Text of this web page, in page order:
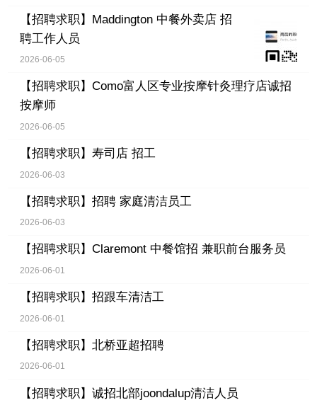
【招聘求职】 Maddington 中餐外卖店 招
聘工作人员
2026-06-05
【招聘求职】 Como富人区专业按摩针灸理疗店诚招
按摩师
2026-06-05
【招聘求职】 寿司店 招工
2026-06-03
【招聘求职】 招聘 家庭清洁员工
2026-06-03
【招聘求职】 Claremont 中餐馆招 兼职前台服务员
2026-06-01
【招聘求职】 招跟车清洁工
2026-06-01
【招聘求职】 北桥亚超招聘
2026-06-01
【招聘求职】 诚招北部joondalup清洁人员